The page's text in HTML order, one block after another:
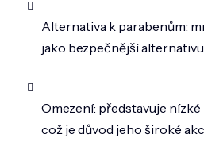
Alternativa k parabenům:
jako bezpečnější
Omezení: představuje
což je důvod jeho široké